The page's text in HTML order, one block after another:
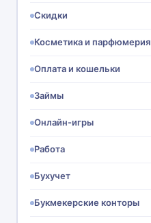
Скидки
Косметика и парфюмерия
Оплата и кошельки
Займы
Онлайн-игры
Работа
Бухучет
Букмекерские конторы